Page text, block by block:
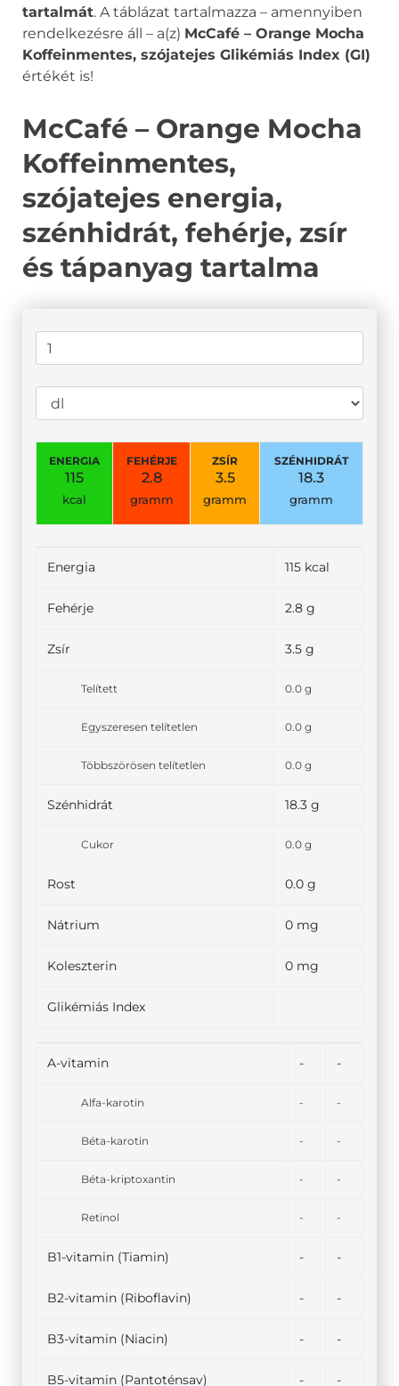
tartalmát. A táblázat tartalmazza – amennyiben
rendelkezésre áll – a(z) McCafé – Orange Mocha
Koffeinmentes, szójatejes Glikémiás Index (GI)
értékét is!
McCafé – Orange Mocha
Koffeinmentes,
szójatejes energia,
szénhidrát, fehérje, zsír
és tápanyag tartalma
ENERGIA
115
kcal
FEHÉRJE
2.8
gramm
ZSÍR
3.5
gramm
SZÉNHIDRÁT
18.3
gramm
Energia 115 kcal
Fehérje 2.8 g
Zsír 3.5 g
Telített 0.0 g
Egyszeresen telítetlen 0.0 g
Többszörösen telítetlen 0.0 g
Szénhidrát 18.3 g
Cukor 0.0 g
Rost 0.0 g
Nátrium 0 mg
Koleszterin 0 mg
Glikémiás Index
A-vitamin - -
Alfa-karotin - -
Béta-karotin - -
Béta-kriptoxantin - -
Retinol - -
B1-vitamin (Tiamin) - -
B2-vitamin (Riboflavin) - -
B3-vitamin (Niacin) - -
B5-vitamin (Pantoténsav) - -